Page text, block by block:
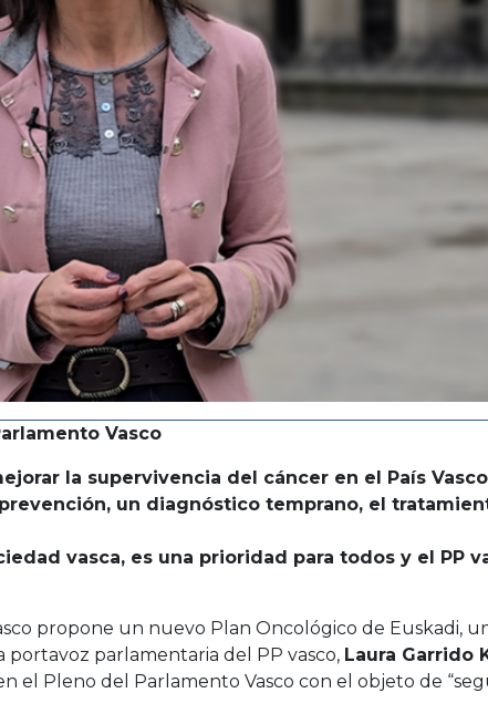
Vasco
la supervivencia del cáncer en el País
un diagnóstico temprano, el
vasca, es una prioridad para todos y el PP
propone un nuevo Plan Oncológico de Euskadi,
portavoz parlamentaria del PP vasco, Laura Garrido
el Pleno del Parlamento Vasco con el objeto de